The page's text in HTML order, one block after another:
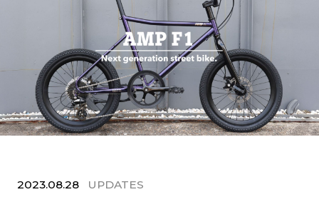
2023.08.28 UPDATES